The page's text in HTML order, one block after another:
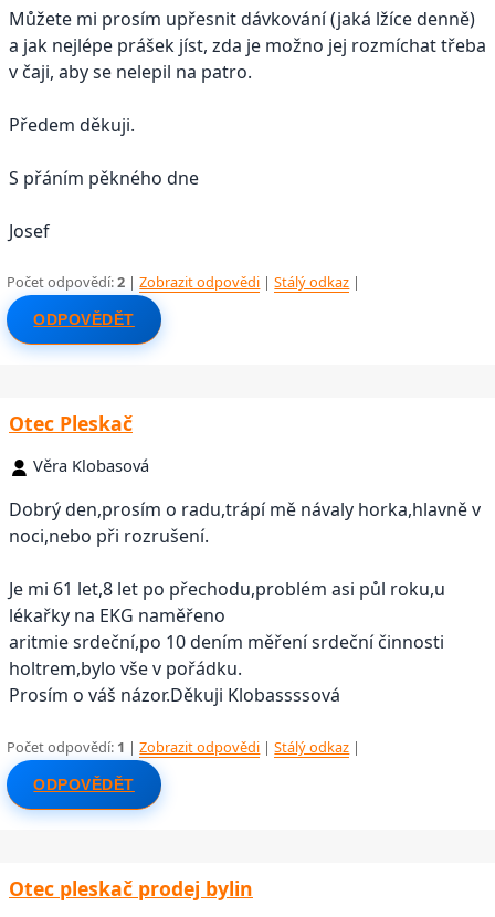
Můžete mi prosím upřesnit dávkování (jaká lžíce denně)
a jak nejlépe prášek jíst, zda je možno jej rozmíchat třeba
v čaji, aby se nelepil na patro.
Předem děkuji.
S přáním pěkného dne
Josef
Počet odpovědí:2 |Zobrazit odpovědi |Stálý odkaz |
ODPOVĚDĚT
Otec Pleskač
Věra Klobasová
Dobrý den,prosím o radu,trápí mě návaly horka,hlavně v
noci,nebo při rozrušení.
Je mi 61 let,8 let po přechodu,problém asi půl roku,u
lékařky na EKG naměřeno
aritmie srdeční,po 10 dením měření srdeční činnosti
holtrem,bylo vše v pořádku.
Prosím o váš názor.Děkuji Klobassssová
Počet odpovědí: 1 |Zobrazit odpovědi |Stálý odkaz |
ODPOVĚDĚT
Otec pleskač prodej bylin